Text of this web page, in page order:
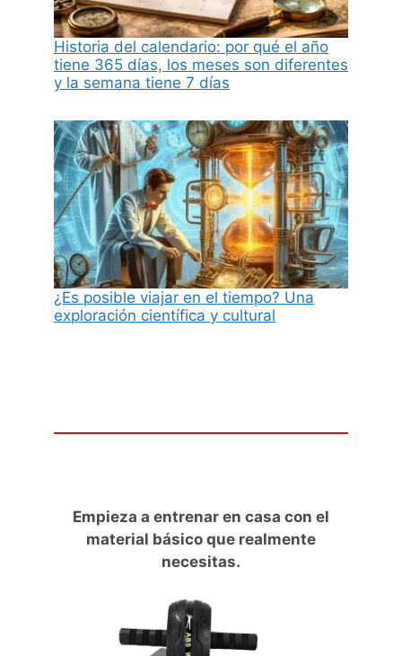
Historia del calendario: por qué el año
tiene 365 días, los meses son diferentes
y la semana tiene 7 días
¿Es posible viajar en el tiempo? Una
exploración científica y cultural
Empieza a entrenar en casa con el
material básico que realmente
necesitas.